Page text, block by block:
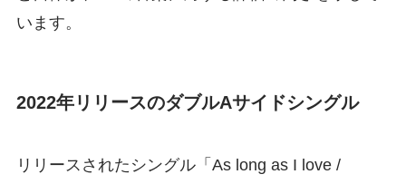
います。
2022年リリースのダブルAサイドシングル
リリースされたシングル「As long as I love /